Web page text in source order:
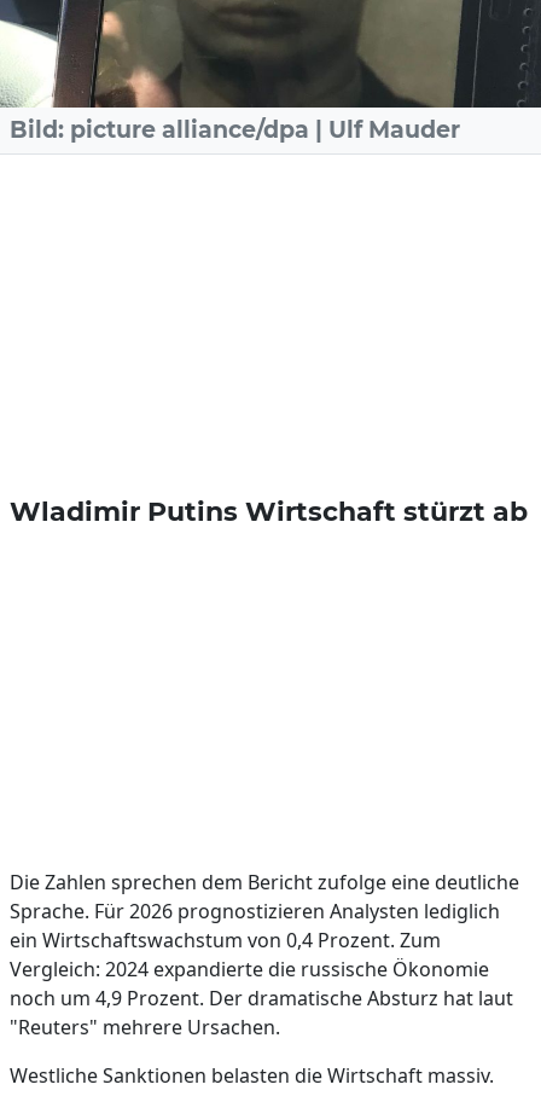
Bild: picture alliance/dpa | Ulf Mauder
Wladimir Putins Wirtschaft stürzt ab
Die Zahlen sprechen dem Bericht zufolge eine deutliche
Sprache. Für 2026 prognostizieren Analysten lediglich
ein Wirtschaftswachstum von 0,4 Prozent. Zum
Vergleich: 2024 expandierte die russische Ökonomie
noch um 4,9 Prozent. Der dramatische Absturz hat laut
"Reuters" mehrere Ursachen.
Westliche Sanktionen belasten die Wirtschaft massiv.